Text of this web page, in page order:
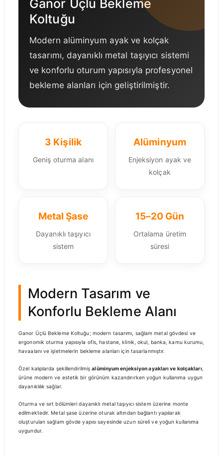
Ganor Üçlü Bekleme
Koltuğu
Modern alüminyum ayak ve kolçak
tasarımı, dayanıklı metal taşıyıcı sistemi
ve konforlu oturum yapısıyla profesyonel
bekleme alanları için geliştirilmiştir.
3 Kişilik
Geniş oturma alanı
Alüminyum
Enjeksiyon ayak ve
kolçak
Metal Şase
Dayanıklı taşıyıcı
sistem
15–20 Gün
Ortalama üretim
süresi
Modern Tasarım ve
Konforlu Bekleme Alanı
Ganor Üçlü Bekleme Koltuğu; modern tasarımı, sağlam metal gövdesi ve
ergonomik oturma yapısıyla ofis, hastane, klinik, okul, banka, kamu kurumu,
havaalanı ve işletmelerin bekleme alanları için tasarlanmıştır.
Özel kalıplarda şekillendirilmişalüminyum enjeksiyon ayakları ve kolçakları,
ürüne modern ve estetik bir görünüm kazandırırken yoğun kullanıma uygun
dayanıklılık sağlar.
Oturma ve sırt bölümleri dayanıklı metal taşıyıcı sistem üzerine monte
edilmektedir. Metal şase üzerine oturak altından bağlantı yapılarak
oluşturulan sağlam gövde yapısı sayesinde uzun süreli ve yoğun kullanıma
uygundur.